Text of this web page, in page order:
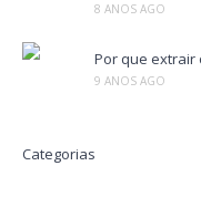
8 ANOS AGO
Por que extrair
9 ANOS AGO
Categorias